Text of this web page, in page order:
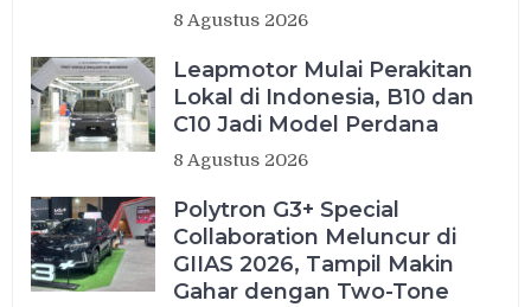
8 Agustus 2026
Leapmotor Mulai Perakitan
Lokal di Indonesia, B10 dan
C10 Jadi Model Perdana
8 Agustus 2026
Polytron G3+ Special
Collaboration Meluncur di
GIIAS 2026, Tampil Makin
Gahar dengan Two-Tone